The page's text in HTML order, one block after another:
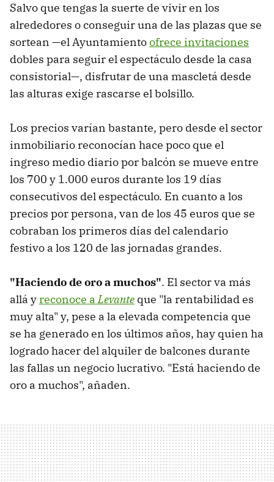
Salvo que tengas la suerte de vivir en los
alrededores o conseguir una de las plazas que se
sortean —el Ayuntamientoofrece invitaciones
dobles para seguir el espectáculo desde la casa
consistorial—, disfrutar de una mascletá desde
las alturas exige rascarse el bolsillo.
Los precios varían bastante, pero desde el sector
inmobiliario reconocían hace poco que el
ingreso medio diario por balcón se mueve entre
los 700 y 1.000 euros durante los 19 días
consecutivos del espectáculo. En cuanto a los
precios por persona, van de los 45 euros que se
cobraban los primeros días del calendario
festivo a los 120 de las jornadas grandes.
"Haciendo de oro a muchos". El sector va más
allá yreconoce aLevante que "la rentabilidad es
muy alta" y, pese a la elevada competencia que
se ha generado en los últimos años, hay quien ha
logrado hacer del alquiler de balcones durante
las fallas un negocio lucrativo. "Está haciendo de
oro a muchos", añaden.